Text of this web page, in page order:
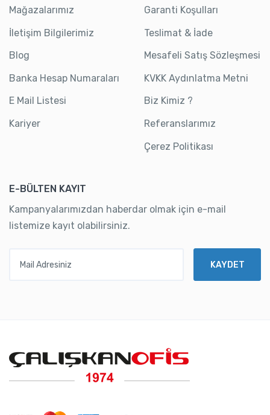
Mağazalarımız
İletişim Bilgilerimiz
Blog
Banka Hesap Numaraları
E Mail Listesi
Kariyer
Garanti Koşulları
Teslimat & İade
Mesafeli Satış Sözleşmesi
KVKK Aydınlatma Metni
Biz Kimiz ?
Referanslarımız
Çerez Politikası
E-BÜLTEN KAYIT
Kampanyalarımızdan haberdar olmak için e-mail
listemize kayıt olabilirsiniz.
KAYDET